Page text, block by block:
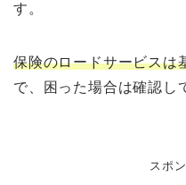
す。
保険のロードサービスは
で、困った場合は確認し
スポ